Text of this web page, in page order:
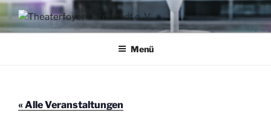
Zum
Inhalt
springenAKTION THEATERFOYER E.V.
Veranstaltungen im Theaterfoyer Darmstadt
Menü
« Alle Veranstaltungen